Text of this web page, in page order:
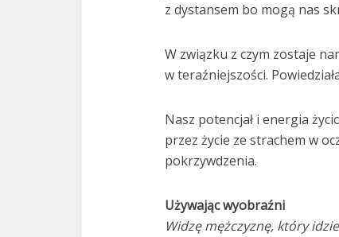
z dystansem bo mogą nas
W związku z czym zostaje
w teraźniejszości.
Nasz potencjał i energia
przez życie ze strachem w
pokrzywdzenia.
Używając wyobraźni
Widzę mężczyznę, który